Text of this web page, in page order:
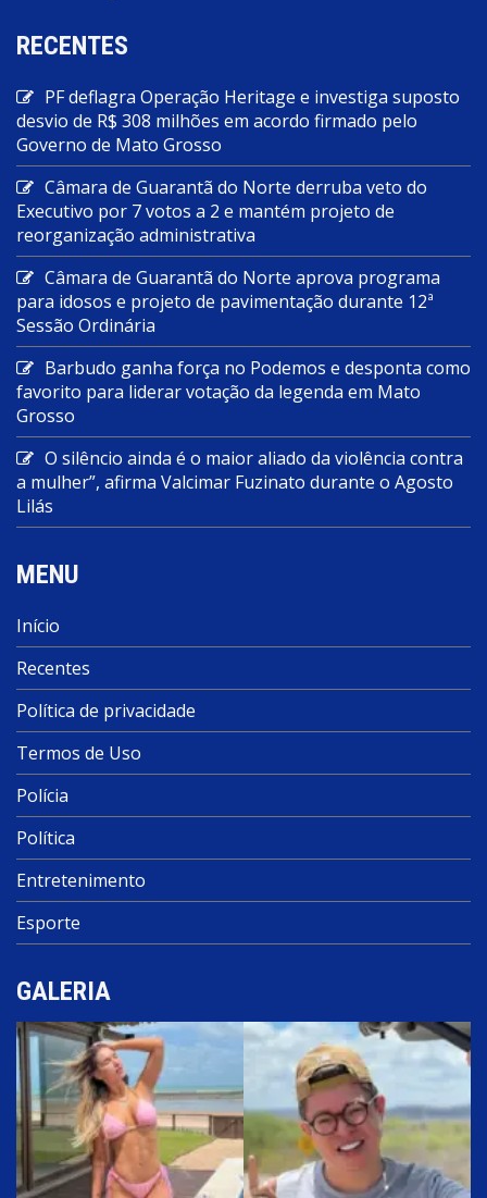
RECENTES
PF deflagra Operação Heritage e investiga suposto
desvio de R$ 308 milhões em acordo firmado pelo
Governo de Mato Grosso
Câmara de Guarantã do Norte derruba veto do
Executivo por 7 votos a 2 e mantém projeto de
reorganização administrativa
Câmara de Guarantã do Norte aprova programa
para idosos e projeto de pavimentação durante 12ª
Sessão Ordinária
Barbudo ganha força no Podemos e desponta como
favorito para liderar votação da legenda em Mato
Grosso
O silêncio ainda é o maior aliado da violência contra
a mulher”, afirma Valcimar Fuzinato durante o Agosto
Lilás
MENU
Início
Recentes
Política de privacidade
Termos de Uso
Polícia
Política
Entretenimento
Esporte
GALERIA